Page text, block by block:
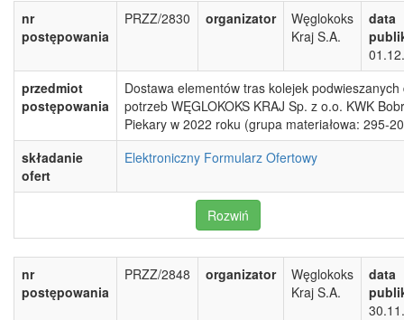
nr
postępowania
PRZZ/2830 organizator
Węglokoks
Kraj S.A.
data
przedmiot
postępowania
Dostawa elementów tras kolejek podwieszanych
potrzeb WĘGLOKOKS KRAJ Sp. z o.o. KWK
Piekary w 2022 roku (grupa materiałowa: 295-
składanie
ofert
Elektroniczny Formularz Ofertowy
Rozwiń
nr
postępowania
PRZZ/2848 organizator
Węglokoks
Kraj S.A.
data